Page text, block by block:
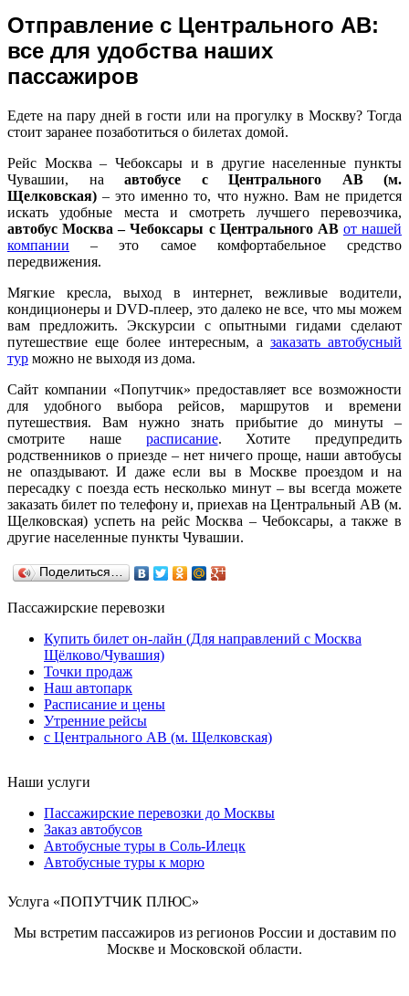
Отправление с Центрального АВ:
все для удобства наших
пассажиров
Едете на пару дней в гости или на прогулку в Москву? Тогда
стоит заранее позаботиться о билетах домой.
Рейс Москва – Чебоксары и в другие населенные пункты
Чувашии, на автобусе с Центрального АВ (м.
Щелковская) – это именно то, что нужно. Вам не придется
искать удобные места и смотреть лучшего перевозчика,
автобус Москва – Чебоксары с Центрального АВ от нашей
компании – это самое комфортабельное средство
передвижения.
Мягкие кресла, выход в интернет, вежливые водители,
кондиционеры и DVD-плеер, это далеко не все, что мы можем
вам предложить. Экскурсии с опытными гидами сделают
путешествие еще более интересным, а заказать автобусный
тур можно не выходя из дома.
Сайт компании «Попутчик» предоставляет все возможности
для удобного выбора рейсов, маршрутов и времени
путешествия. Вам нужно знать прибытие до минуты –
смотрите наше расписание. Хотите предупредить
родственников о приезде – нет ничего проще, наши автобусы
не опаздывают. И даже если вы в Москве проездом и на
пересадку с поезда есть несколько минут – вы всегда можете
заказать билет по телефону и, приехав на Центральный АВ (м.
Щелковская) успеть на рейс Москва – Чебоксары, а также в
другие населенные пункты Чувашии.
Поделиться…
Пасcажирские перевозки
Купить билет он-лайн (Для направлений с Москва
Щёлково/Чувашия)
Точки продаж
Наш автопарк
Расписание и цены
Утренние рейсы
с Центрального АВ (м. Щелковская)
Наши услуги
Пассажирские перевозки до Москвы
Заказ автобусов
Автобусные туры в Соль-Илецк
Автобусные туры к морю
Услуга «ПОПУТЧИК ПЛЮС»
Мы встретим пассажиров из регионов России и доставим по
Москве и Московской области.